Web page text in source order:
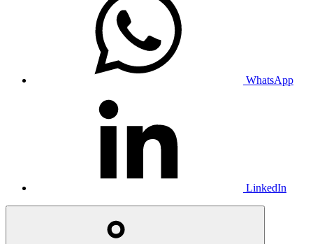
WhatsApp
LinkedIn